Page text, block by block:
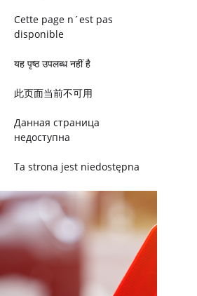
Cette page n´est pas
disponible
यह पृष्ठ उपलब्ध नहीं है
此页面当前不可用
Данная страница
недоступна
Ta strona jest niedostępna
Trang này không có
Esta página não está
disponível
このページは現在利用できま
せん